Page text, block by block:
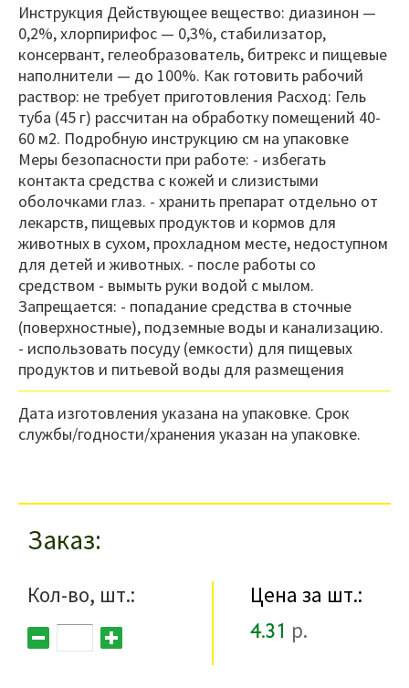
Инструкция Действующее вещество: диазинон —
0,2%, хлорпирифос — 0,3%, стабилизатор,
консервант, гелеобразователь, битрекс и пищевые
наполнители — до 100%. Как готовить рабочий
раствор: не требует приготовления Расход: Гель
туба (45 г) рассчитан на обработку помещений 40-
60 м2. Подробную инструкцию см на упаковке
Меры безопасности при работе: - избегать
контакта средства с кожей и слизистыми
оболочками глаз. - хранить препарат отдельно от
лекарств, пищевых продуктов и кормов для
животных в сухом, прохладном месте, недоступном
для детей и животных. - после работы со
средством - вымыть руки водой с мылом.
Запрещается: - попадание средства в сточные
(поверхностные), подземные воды и канализацию.
- использовать посуду (емкости) для пищевых
продуктов и питьевой воды для размещения
Дата изготовления указана на упаковке. Срок
службы/годности/хранения указан на упаковке.
Заказ
Кол-во, шт.:
Цена за шт.:
4.31 р.